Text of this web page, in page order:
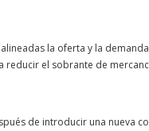
la oferta y la
el sobrante de
de introducir una nueva